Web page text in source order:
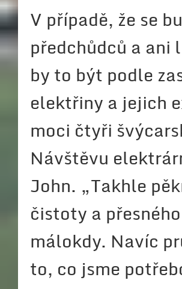
V případě, že se
předchůdců a ani
by to být podle
elektřiny a jejich
moci čtyři
Návštěvu
John. „Takhle
čistoty a
málokdy. Navíc
to, co jsme